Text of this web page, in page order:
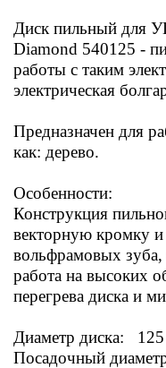
Диск пильный для
Diamond 540125 -
работы с таким
электрическая
Предназначен для
как: дерево.
Особенности:
Конструкция
векторную кромку
вольфрамовых
работа на высоких
перегрева диска и
Диаметр диска: 125
Посадочный